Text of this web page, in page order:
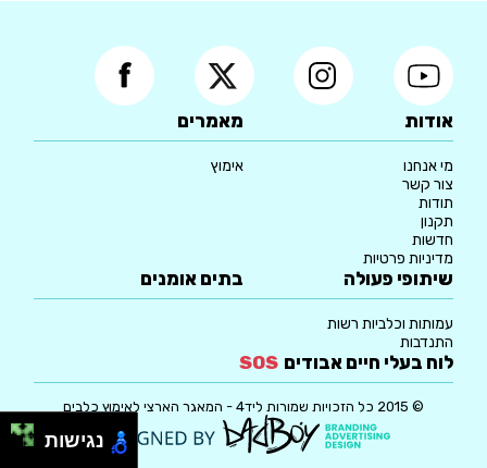
אודות
מי אנחנו
צור קשר
תודות
תקנון
חדשות
מדיניות פרטיות
מאמרים
אימוץ
שיתופי פעולה
עמותות וכלביות רשות
התנדבות
בתים אומנים
לוח בעלי חיים אבודים SOS
© 2015 כל הזכויות שמורות ליד4 - המאגר הארצי לאימוץ כלבים
נגישות